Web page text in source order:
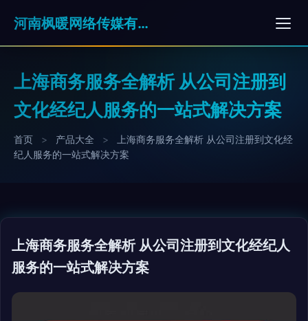
河南枫暖网络传媒有限公司
上海商务服务全解析 从公司注册到
文化经纪人服务的一站式解决方案
首页 > 产品大全 >
上海商务服务全解析 从公司注册到文化经
纪人服务的一站式解决方案
上海商务服务全解析 从公司注册到文化经纪人
服务的一站式解决方案